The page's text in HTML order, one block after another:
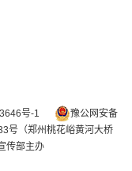
号-1
豫公网安备
（郑州桃花峪黄河大桥
传部主办